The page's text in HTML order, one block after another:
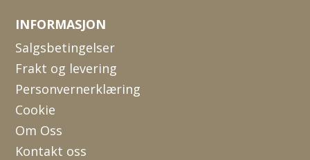
INFORMASJON
Salgsbetingelser
Frakt og levering
Personvernerklæring
Cookie
Om Oss
Kontakt oss